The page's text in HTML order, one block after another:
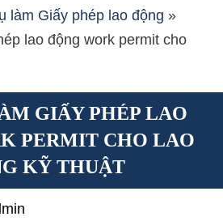
làm Giấy phép lao động »
lao động work permit cho
GIẤY PHÉP LAO
PERMIT CHO LAO
KỸ THUẬT